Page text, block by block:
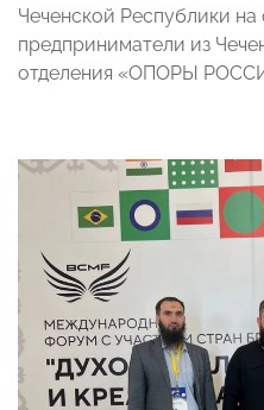
Чеченской Республики
предприниматели из
отделения «ОПОРЫ